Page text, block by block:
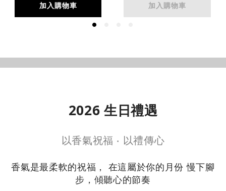
加入購物車 加入購物車
入門首選 →
明星商品 →
2026 生日禮遇
以香氣祝福 ‧ 以禮傳心
香氣是最柔軟的祝福， 在這屬於你的月份 慢下腳
步，傾聽心的節奏